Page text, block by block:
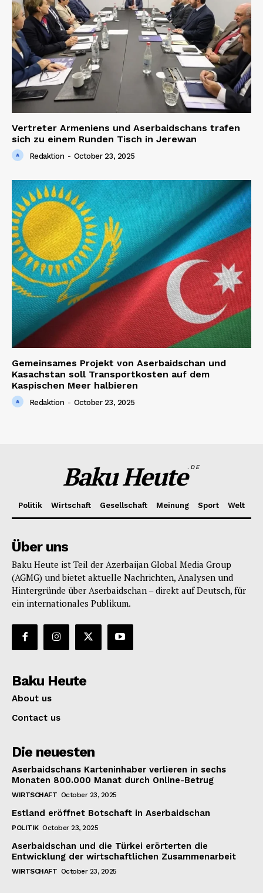
Vertreter Armeniens und Aserbaidschans trafen
sich zu einem Runden Tisch in Jerewan
Redaktion - October 23, 2025
Gemeinsames Projekt von Aserbaidschan und
Kasachstan soll Transportkosten auf dem
Kaspischen Meer halbieren
Redaktion - October 23, 2025
Baku Heute.DE
Politik Wirtschaft Gesellschaft Meinung Sport Welt
Über uns
Baku Heute ist Teil der Azerbaijan Global Media Group
(AGMG) und bietet aktuelle Nachrichten, Analysen und
Hintergründe über Aserbaidschan – direkt auf Deutsch, für
ein internationales Publikum.
Baku Heute
About us
Contact us
Die neuesten
Aserbaidschans Karteninhaber verlieren in sechs
Monaten 800.000 Manat durch Online-Betrug
WIRTSCHAFT October 23, 2025
Estland eröffnet Botschaft in Aserbaidschan
POLITIK October 23, 2025
Aserbaidschan und die Türkei erörterten die
Entwicklung der wirtschaftlichen Zusammenarbeit
WIRTSCHAFT October 23, 2025